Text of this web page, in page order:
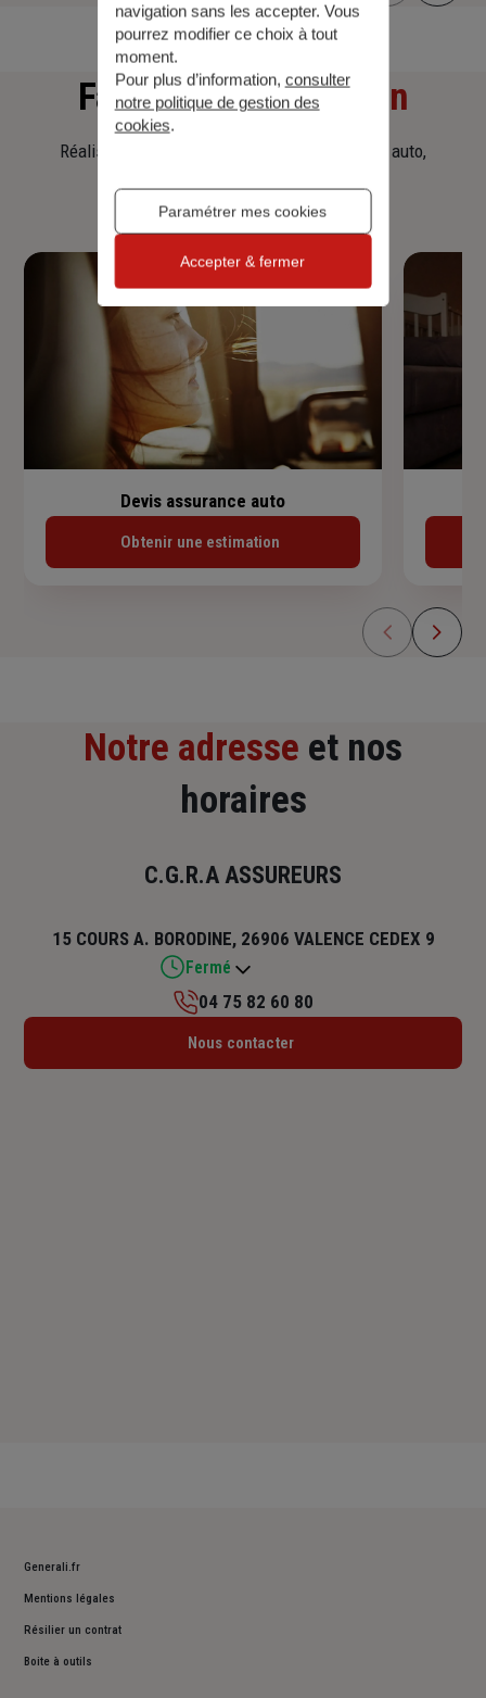
Faitesune simulation
Réalisez une simulation tarifaire d'assurance, auto,
Devis assurance auto
Obtenir une estimation
Notre adresse et nos
horaires
C.G.R.A ASSUREURS
15 COURS A. BORODINE, 26906 VALENCE CEDEX 9
Fermé
Lundi : 09h – 17h
04 75 82 60 80
Nous contacter
Generali.fr
Mentions légales
Résilier un contrat
Boite à outils
navigation sans les accepter. Vous
pourrez modifier ce choix à tout
moment.
Pour plus d’information, consulter
notre politique de gestion des
cookies.
Paramétrer mes cookies
Accepter & fermer